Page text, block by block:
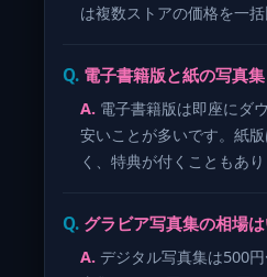
は複数ストアの価格を一括
電子書籍版と紙の写真
電子書籍版は即座にダ
安いことが多いです。紙
く、特典が付くこともあり
グラビア写真集の相場
デジタル写真集は500